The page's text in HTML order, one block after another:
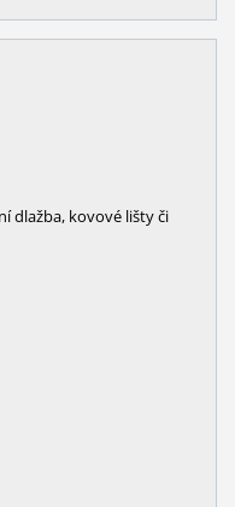
dlažba, kovové lišty či